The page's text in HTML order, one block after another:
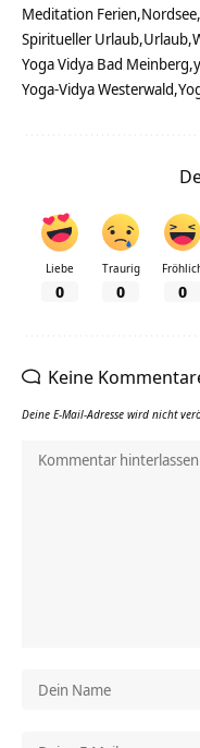
Meditation Ferien Nordsee
Spiritueller Urlaub Urlaub
Yoga Vidya Bad Meinberg
Yoga-Vidya Westerwald
Liebe
0
Traurig
0 0
Keine
Deine E-Mail-Adresse wird nicht